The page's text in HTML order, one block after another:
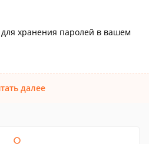
хранения паролей в вашем
далее